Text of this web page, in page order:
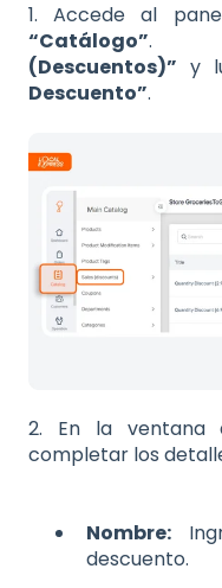
1. Accede al
“Catálogo”.
(Descuentos)” y
Descuento”.
2. En la
completar los
Nombre:
descuento.